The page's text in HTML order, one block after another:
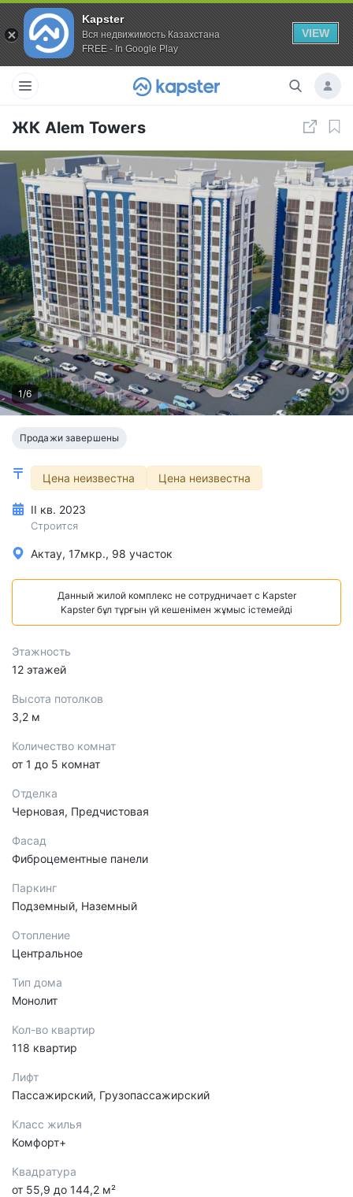
Kapster
Вся недвижимость Казахстана
FREE - In Google Play
VIEW
ЖК Alem Towers
1/6
Продажи завершены
Цена неизвестна Цена неизвестна
II кв. 2023
Строится
Актау, 17мкр., 98 участок
Данный жилой комплекс не сотрудничает с Kapster
Kapster бұл тұрғын үй кешенімен жұмыс істемейді
Этажность
12 этажей
Высота потолков
3,2 м
Количество комнат
от 1 до 5 комнат
Отделка
Черновая, Предчистовая
Фасад
Фиброцементные панели
Паркинг
Подземный, Наземный
Отопление
Центральное
Тип дома
Монолит
Кол-во квартир
118 квартир
Лифт
Пассажирский, Грузопассажирский
Класс жилья
Комфорт+
Квадратура
от 55,9 до 144,2 м²